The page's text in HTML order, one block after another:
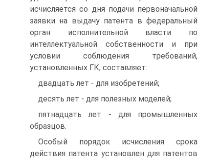
исчисляется со дня подачи первоначальной
заявки на выдачу патента в федеральный
орган исполнительной власти по
интеллектуальной собственности и при
условии соблюдения требований,
установленных ГК, составляет:
двадцать лет - для изобретений;
десять лет - для полезных моделей;
пятнадцать лет - для промышленных
образцов.
Особый порядок исчисления срока
действия патента установлен для патентов